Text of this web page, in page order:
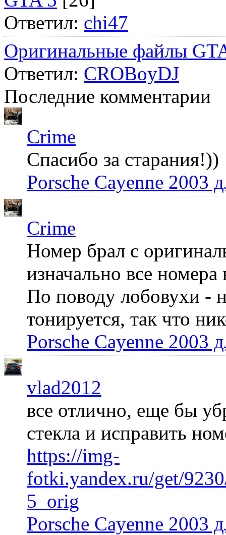
Ответил: chi47
Оригинальные файлы
Ответил: CROBoyDJ
Последние комментарии
Crime
Спасибо за старания!))
Porsche Cayenne 2003
Crime
Номер брал с
изначально все
По поводу лобовухи -
тонируется, так что
Porsche Cayenne 2003
vlad2012
все отлично, еще бы
стекла и исправить
https://img-
fotki.yandex.ru/get/
5_orig
Porsche Cayenne 2003